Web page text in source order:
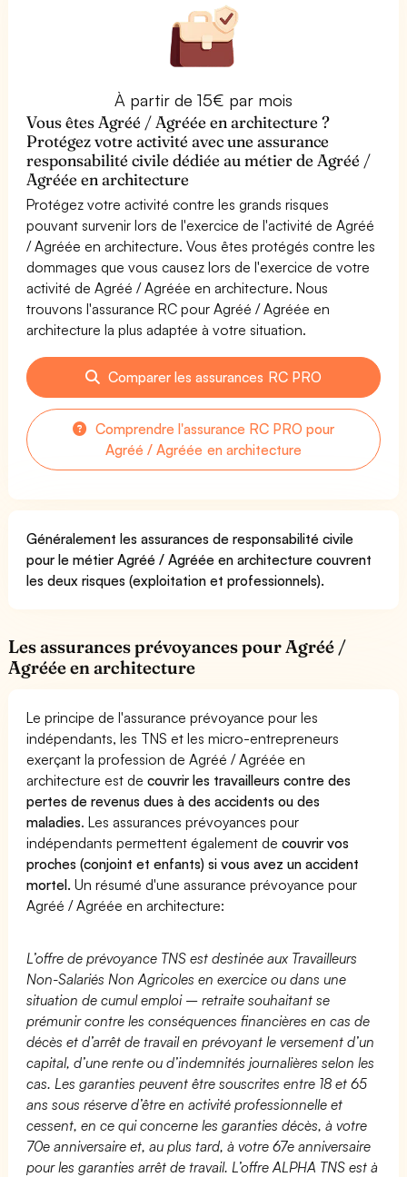
À partir de 15€ par mois
Vous êtes Agréé / Agréée en architecture ?
Protégez votre activité avec une assurance
responsabilité civile dédiée au métier de Agréé /
Agréée en architecture
Protégez votre activité contre les grands risques
pouvant survenir lors de l'exercice de l'activité de Agréé
/ Agréée en architecture. Vous êtes protégés contre les
dommages que vous causez lors de l'exercice de votre
activité de Agréé / Agréée en architecture. Nous
trouvons l'assurance RC pour Agréé / Agréée en
architecture la plus adaptée à votre situation.
Comparer les assurances RC PRO
Comprendre l'assurance RC PRO pour
Agréé / Agréée en architecture
Généralement les assurances de responsabilité civile
pour le métier Agréé / Agréée en architecture couvrent
les deux risques (exploitation et professionnels).
Les assurances prévoyances pour Agréé /
Agréée en architecture
Le principe de l'assurance prévoyance pour les
indépendants, les TNS et les micro-entrepreneurs
exerçant la profession de Agréé / Agréée en
architecture est decouvrir les travailleurs contre des
pertes de revenus dues à des accidents ou des
maladies. Les assurances prévoyances pour
indépendants permettent également decouvrir vos
proches (conjoint et enfants) si vous avez un accident
mortel. Un résumé d'une assurance prévoyance pour
Agréé / Agréée en architecture:
L’offre de prévoyance TNS est destinée aux Travailleurs
Non-Salariés Non Agricoles en exercice ou dans une
situation de cumul emploi – retraite souhaitant se
prémunir contre les conséquences financières en cas de
décès et d’arrêt de travail en prévoyant le versement d’un
capital, d’une rente ou d’indemnités journalières selon les
cas. Les garanties peuvent être souscrites entre 18 et 65
ans sous réserve d’être en activité professionnelle et
cessent, en ce qui concerne les garanties décès, à votre
70e anniversaire et, au plus tard, à votre 67e anniversaire
pour les garanties arrêt de travail. L’offre ALPHA TNS est à